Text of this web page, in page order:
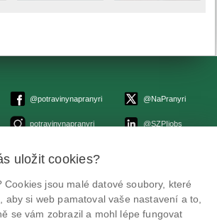
@potravinynapranyri
potravinynapranyri
@NaPranyri
@SZPIjobs
inspekce 2026.
|Zásady ochrany soukromí
uložit cookies?
Cookies jsou malé datové soubory, které
aby si web pamatoval vaše nastavení a to,
se vám zobrazil a mohl lépe fungovat